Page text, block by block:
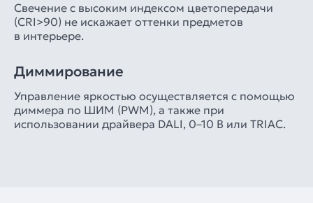
Свечение с высоким индексом цветопередачи
(CRI>90) не искажает оттенки предметов
в интерьере.
Диммирование
Управление яркостью осуществляется с помощью
диммера по ШИМ (PWM), а также при
использовании драйвера DALI, 0–10 В или TRIAC.